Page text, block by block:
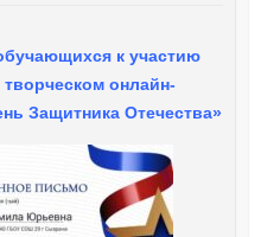
к участию
онлайн-
Защитника Отечества»